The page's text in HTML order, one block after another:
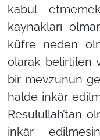
kabul
kaynakları
küfre neden
olarak belirtilen
bir mevzunun
halde inkâr
Resulullah’tan
inkâr